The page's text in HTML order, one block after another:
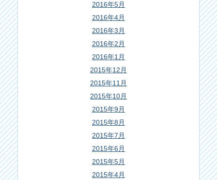
2016年5月
2016年4月
2016年3月
2016年2月
2016年1月
2015年12月
2015年11月
2015年10月
2015年9月
2015年8月
2015年7月
2015年6月
2015年5月
2015年4月